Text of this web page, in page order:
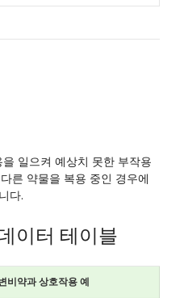
일으켜 예상치 못한 부작용
른 약물을 복용 중인 경우에
다.
이터 테이블
비약과 상호작용 예